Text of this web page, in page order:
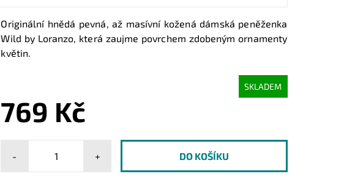
Originální hnědá pevná, až masívní kožená dámská peněženka
Wild by Loranzo, která zaujme povrchem zdobeným ornamenty
květin.
SKLADEM
769 Kč
- +